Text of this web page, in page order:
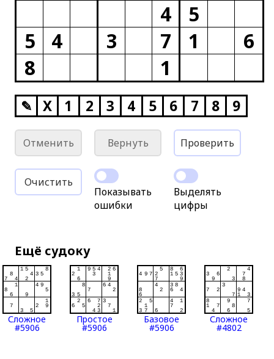
4
5
5
4 3 7 1
6
8
1
✎ X 1 2 3 4 5 6 7 8 9
Отменить Вернуть Проверить
Очистить
Показывать
ошибки
Выделять
цифры
Ещё судоку
Сложное
#5906
Простое
#5906
Базовое
#5906
Сложное
#4802